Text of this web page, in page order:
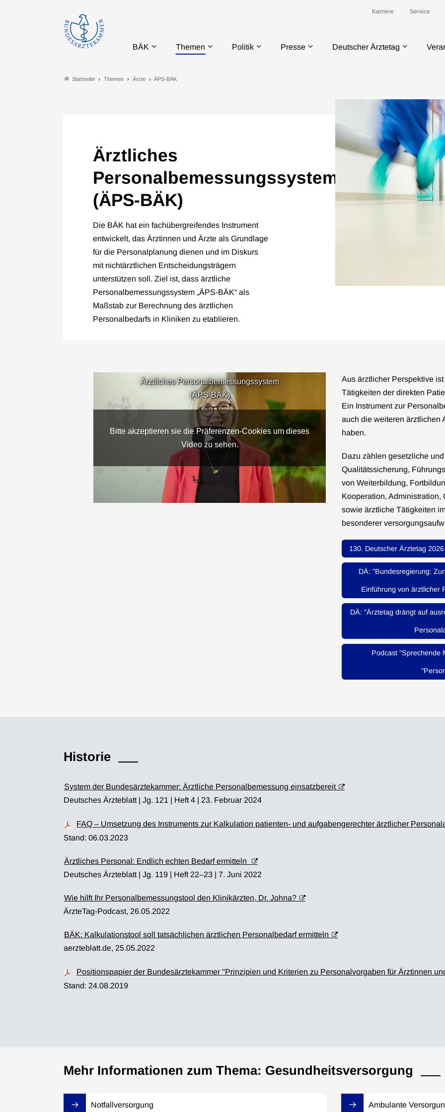
Karriere Service
BÄK Themen Politik Presse Deutscher Ärztetag
Startseite Themen Ärzte ÄPS-BÄK
Ärztliches
Personalbemessungssystem
(ÄPS-BÄK)
Die BÄK hat ein fachübergreifendes Instrument
entwickelt, das Ärztinnen und Ärzte als Grundlage
für die Personalplanung dienen und im Diskurs
mit nichtärztlichen Entscheidungsträgern
unterstützen soll. Ziel ist, dass ärztliche
Personalbemessungssystem „ÄPS-BÄK“ als
Maßstab zur Berechnung des ärztlichen
Personalbedarfs in Kliniken zu etablieren.
Ärztliches Personalbemessungssystem
(ÄPS-BÄK)
Bitte akzeptieren sie die Präferenzen-Cookies um dieses
Video zu sehen.
Aus ärztlicher Perspektive
Tätigkeiten der direkten
Ein Instrument zur
auch die weiteren ärztlichen
haben.
Dazu zählen gesetzliche
Qualitätssicherung,
von Weiterbildung,
Kooperation, Administration,
sowie ärztliche Tätigkeiten
besonderer
130. Deutscher Ärztetag
DÄ: "Bundesregierung:
Einführung von ärztlicher
DÄ: "Ärztetag drängt auf
Podcast "Sprechende
Historie
System der Bundesärztekammer: Ärztliche Personalbemessung einsatzbereit
Deutsches Ärzteblatt | Jg. 121 | Heft 4 | 23. Februar 2024
FAQ – Umsetzung des Instruments zur Kalkulation patienten- und aufgabengerechter ärztlicher
Stand: 06.03.2023
Ärztliches Personal: Endlich echten Bedarf ermitteln
Deutsches Ärzteblatt | Jg. 119 | Heft 22–23 | 7. Juni 2022
Wie hilft Ihr Personalbemessungstool den Klinikärzten, Dr. Johna?
ÄrzteTag-Podcast, 26.05.2022
BÄK: Kalkulationstool soll tatsächlichen ärztlichen Personalbedarf ermitteln
aerzteblatt.de, 25.05.2022
Positionspapier der Bundesärztekammer "Prinzipien und Kriterien zu Personalvorgaben für Ärztinnen
Stand: 24.08.2019
Mehr Informationen zum Thema: Gesundheitsversorgung
Notfallversorgung Ambulante